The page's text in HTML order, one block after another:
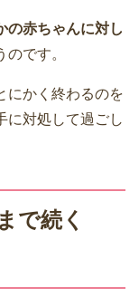
の赤ちゃんに対し
です。
にかく終わるのを
に対処して過ごし
で続く